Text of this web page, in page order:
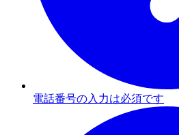
電話番号の入力は必須です